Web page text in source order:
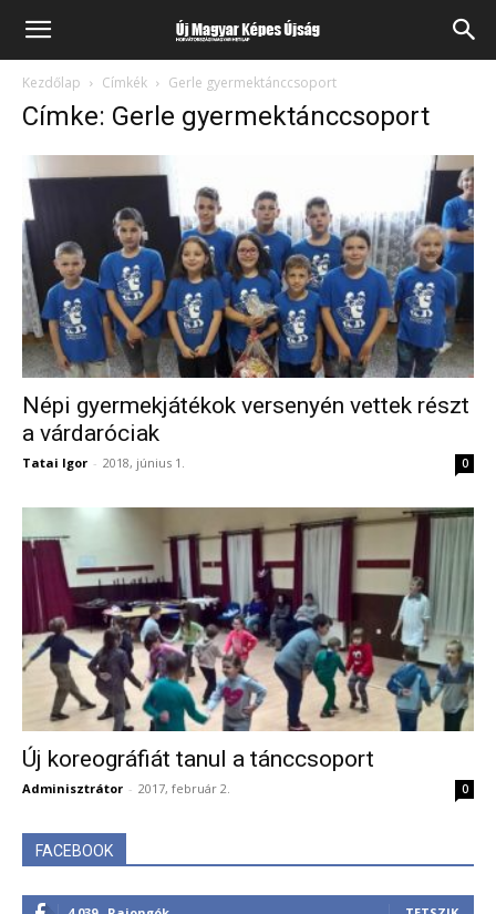
Kezdőlap Címkék Gerle gyermektánccsoport
Címke: Gerle gyermektánccsoport
Népi gyermekjátékok versenyén vettek részt
a várdaróciak
Tatai Igor - 2018, június 1. 0
Új koreográfiát tanul a tánccsoport
Adminisztrátor - 2017, február 2. 0
FACEBOOK